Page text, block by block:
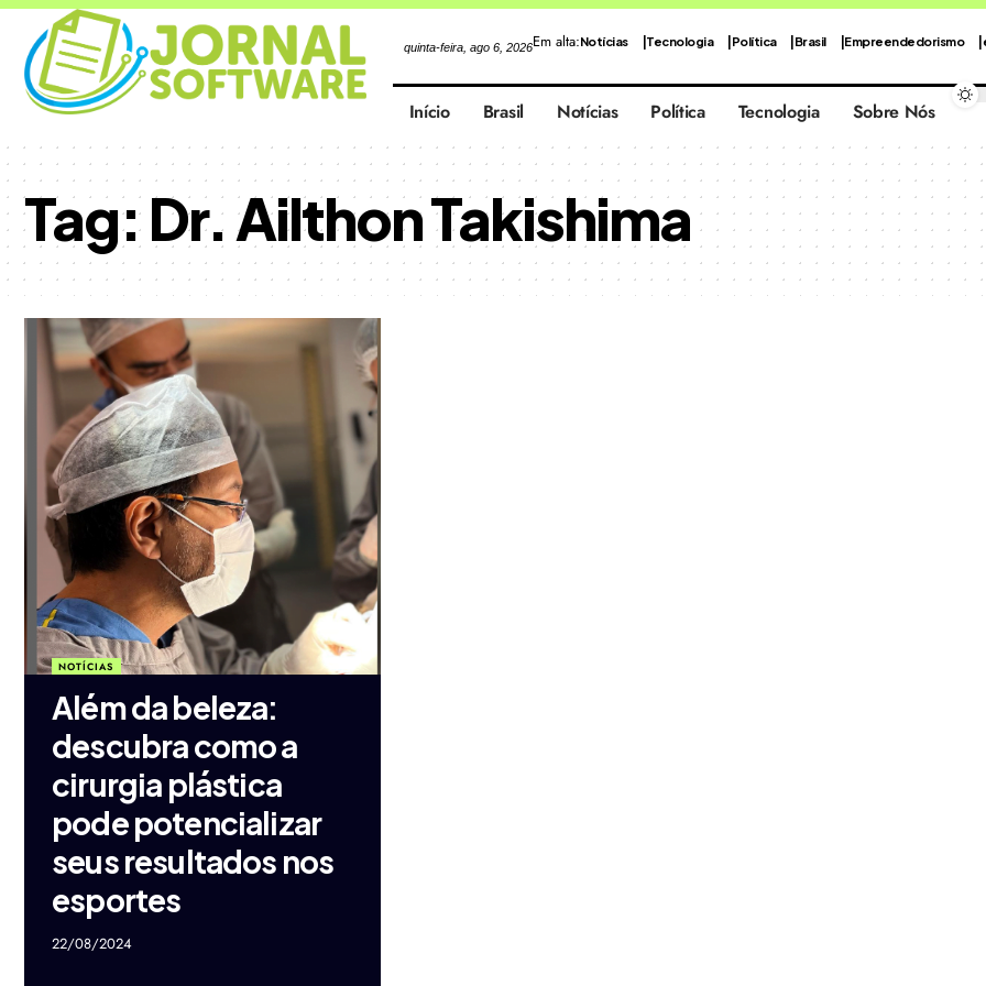
quinta-feira, ago 6, 2026Em alta:Notícias Tecnologia Política Brasil Empreendedorismo
Início Brasil Notícias Política Tecnologia Sobre Nós
Tag:Dr. Ailthon Takishima
NOTÍCIAS
Além da beleza:
descubra como a
cirurgia plástica
pode potencializar
seus resultados nos
esportes
22/08/2024